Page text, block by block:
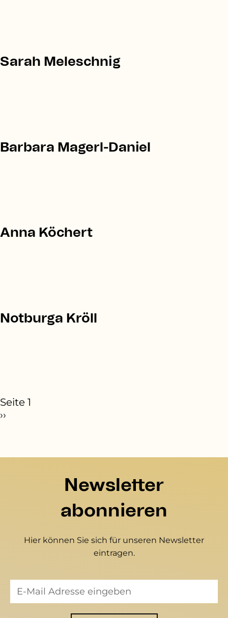
Sarah Meleschnig
Barbara Magerl-Daniel
Anna Köchert
Notburga Kröll
Seite 1
››
Newsletter
abonnieren
Hier können Sie sich für unseren Newsletter
eintragen.